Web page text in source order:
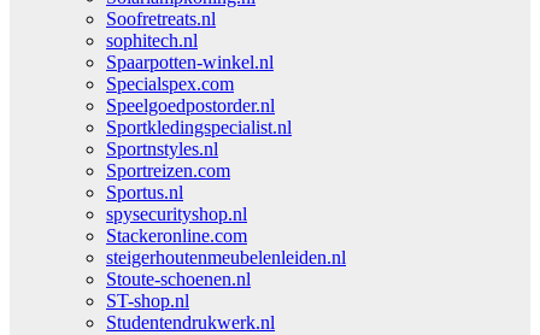
Soofretreats.nl
sophitech.nl
Spaarpotten-winkel.nl
Specialspex.com
Speelgoedpostorder.nl
Sportkledingspecialist.nl
Sportnstyles.nl
Sportreizen.com
Sportus.nl
spysecurityshop.nl
Stackeronline.com
steigerhoutenmeubelenleiden.nl
Stoute-schoenen.nl
ST-shop.nl
Studentendrukwerk.nl